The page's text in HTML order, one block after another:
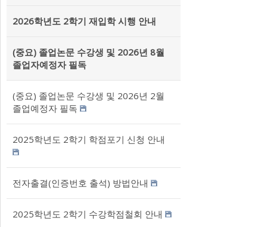
2026학년도 2학기 재입학 시행 안내
(중요) 졸업논문 수강생 및 2026년 8월
졸업자예정자 필독
(중요) 졸업논문 수강생 및 2026년 2월
졸업예정자 필독
2025학년도 2학기 학점포기 신청 안내
전자출결(인증번호 출석) 방법안내
2025학년도 2학기 수강학점철회 안내